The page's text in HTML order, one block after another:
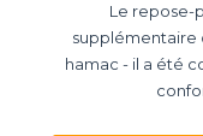
Le repose-
supplémentaire
hamac - il a été